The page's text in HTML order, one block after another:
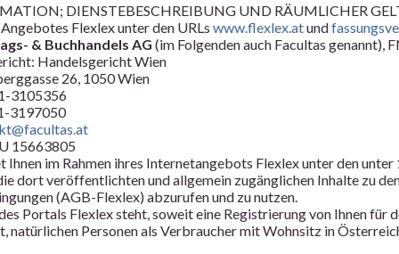
DIENSTEBESCHREIBUNG UND RÄUMLICHER
Flexlex unter den URLs www.flexlex.atund
& Buchhandels AG (im Folgenden auch Facultas genannt),
Handelsgericht Wien
26, 1050 Wien
3105356
3197050
15663805
Ihnen im Rahmen ihres Internetangebots Flexlex unter den unter
dort veröffentlichten und allgemein zugänglichen Inhalte zu
(AGB-Flexlex) abzurufen und zu nutzen.
Portals Flexlex steht, soweit eine Registrierung von Ihnen für
natürlichen Personen als Verbraucher mit Wohnsitz in